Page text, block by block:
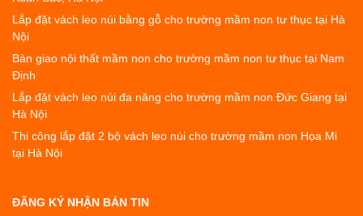
Lắp đặt vách leo núi bằng gỗ cho trường mầm non tư thục tại Hà
Nội
Bàn giao nội thất mầm non cho trường mầm non tư thục tại Nam
Định
Lắp đặt vách leo núi đa năng cho trường mầm non Đức Giang tại
Hà Nội
Thi công lắp đặt 2 bộ vách leo núi cho trường mầm non Họa Mi
tại Hà Nội
ĐĂNG KÝ NHẬN BẢN TIN